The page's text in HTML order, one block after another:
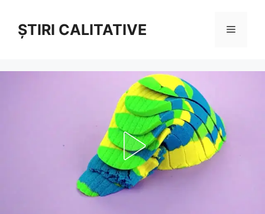
conținutȘTIRI CALITATIVE Meniu